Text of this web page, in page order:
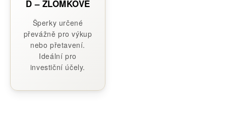
D – ZLOMKOVÉ
Šperky určené
převážně pro výkup
nebo přetavení.
Ideální pro
investiční účely.